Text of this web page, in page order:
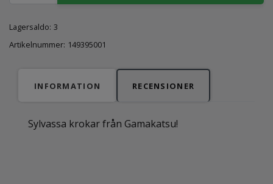
Lagersaldo: 3
Artikelnummer: 149395001
INFORMATION RECENSIONER
Sylvassa krokar från Gamakatsu!